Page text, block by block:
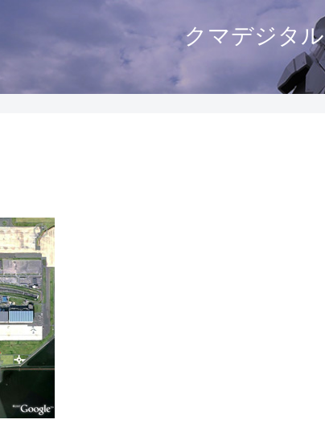
クマデジタル